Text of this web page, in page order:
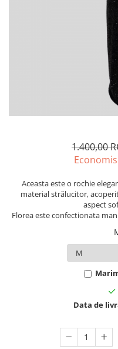
1.400,00
Aceasta este o rochie
material strălucitor,
aspect
Florea este confectionata
Data de